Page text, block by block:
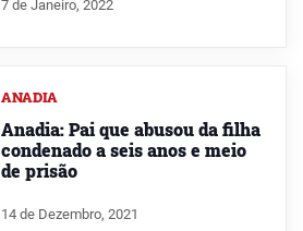
7 de Janeiro, 2022
ANADIA
Anadia: Pai que abusou da filha
condenado a seis anos e meio
de prisão
14 de Dezembro, 2021